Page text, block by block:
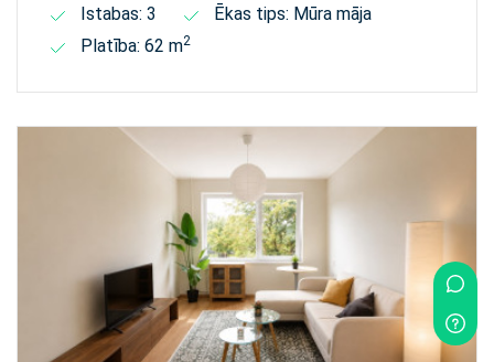
Istabas: 3
Ēkas tips: Mūra māja
Platība: 62 m2